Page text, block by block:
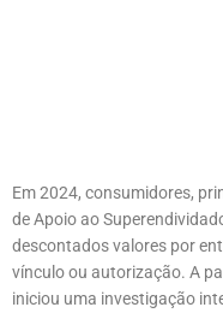
Em 2024, consumidores,
de Apoio ao
descontados valores por
vínculo ou autorização. A
iniciou uma investigação